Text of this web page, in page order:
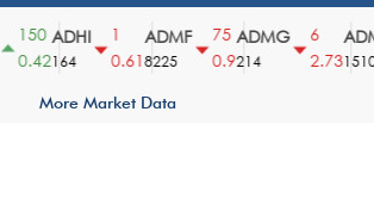
150
0.42
ADHI
164
0.61
ADMF
8225
75
0.9
ADMG
214
2.731510
More Market Data